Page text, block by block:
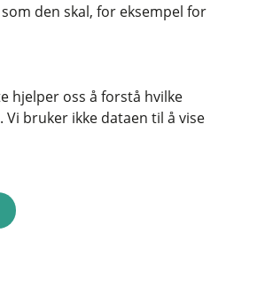
den skal, for eksempel for
hjelper oss å forstå hvilke
bruker ikke dataen til å vise